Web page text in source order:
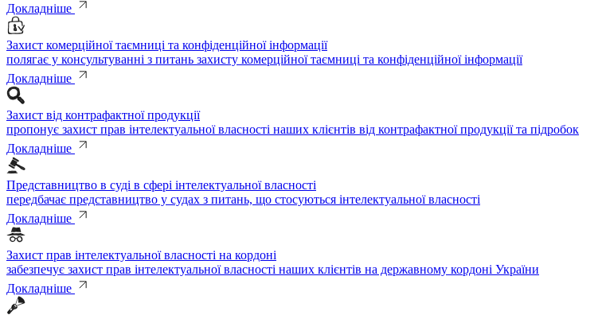
Докладніше
Захист комерційної таємниці та конфіденційної інформації
полягає у консультуванні з питань захисту комерційної таємниці та конфіденційної інформації
Докладніше
Захист від контрафактної продукції
пропонує захист прав інтелектуальної власності наших клієнтів від контрафактної продукції та підробок
Докладніше
Представництво в суді в сфері інтелектуальної власності
передбачає представництво у судах з питань, що стосуються інтелектуальної власності
Докладніше
Захист прав інтелектуальної власності на кордоні
забезпечує захист прав інтелектуальної власності наших клієнтів на державному кордоні України
Докладніше